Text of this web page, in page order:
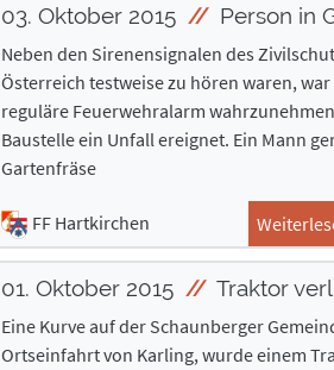
03. Oktober 2015 Person in
Neben den Sirenensignalen des
Österreich testweise zu hören waren,
reguläre Feuerwehralarm
Baustelle ein Unfall ereignet. Ein Mann
Gartenfräse
FF Hartkirchen
01. Oktober 2015 Traktor
Eine Kurve auf der Schaunberger
Ortseinfahrt von Karling, wurde einem